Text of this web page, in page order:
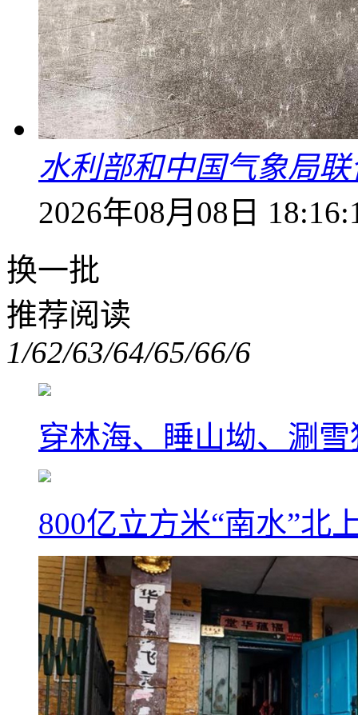
水利部和中国气象局
2026年08月08日
换一批
推荐阅读
1/62/63/64/65/66/6
穿林海、睡山坳、涮
800亿立方米“南水”北